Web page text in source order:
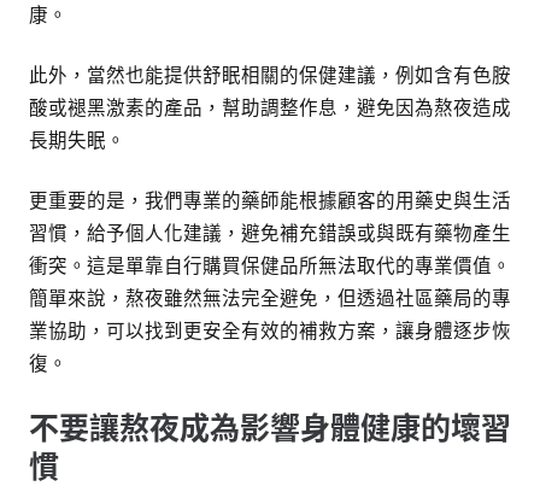
康。
此外，當然也能提供舒眠相關的保健建議，例如含有色胺
酸或褪黑激素的產品，幫助調整作息，避免因為熬夜造成
長期失眠。
更重要的是，我們專業的藥師能根據顧客的用藥史與生活
習慣，給予個人化建議，避免補充錯誤或與既有藥物產生
衝突。這是單靠自行購買保健品所無法取代的專業價值。
簡單來說，熬夜雖然無法完全避免，但透過社區藥局的專
業協助，可以找到更安全有效的補救方案，讓身體逐步恢
復。
不要讓熬夜成為影響身體健康的壞習
慣